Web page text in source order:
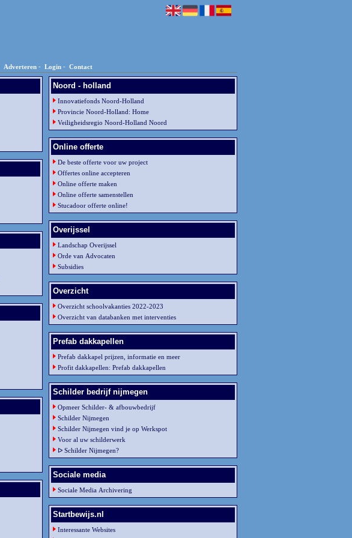
Adverteren - Login - Contact
Noord - holland
Innovatiefonds Noord-Holland
Provincie Noord-Holland: Home
Veiligheidsregio Noord-Holland Noord
Online offerte
De beste offerte voor uw project
Offertes online accepteren
Online offerte maken
Online offerte samenstellen
Stucadoor offerte online!
Overijssel
Landschap Overijssel
Orde van Advocaten
Subsidies
Overzicht
Overzicht schoolvakanties 2022-2023
Overzicht van databanken met interventies
Prefab dakkapellen
Prefab dakkapel prijzen, informatie en meer
Profit dakkapellen: Prefab dakkapellen
Schilder bedrijf nijmegen
Opmeer Schilder- & afbouwbedrijf
Schilder Nijmegen
Schilder Nijmegen vind je op Werkspot
Voor al uw schilderwerk
ᐅ Schilder Nijmegen?
Sociale media
Sociale Media Archivering
Startbewijs.nl
Interessante Websites